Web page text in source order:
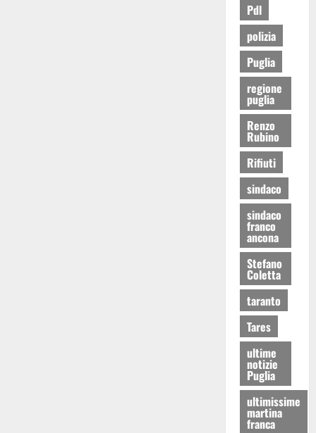
Pdl
polizia
Puglia
regione
puglia
Renzo
Rubino
Rifiuti
sindaco
sindaco
franco
ancona
Stefano
Coletta
taranto
Tares
ultime
notizie
Puglia
ultimissime
martina
franca